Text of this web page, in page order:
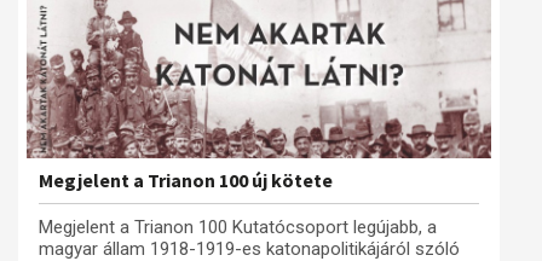
Megjelent a Trianon 100 új kötete
Megjelent a Trianon 100 Kutatócsoport legújabb, a
magyar állam 1918-1919-es katonapolitikájáról szóló